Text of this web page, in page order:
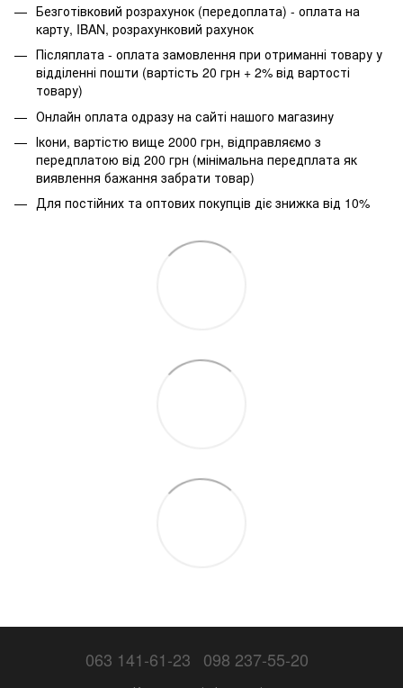
Безготівковий розрахунок (передоплата) - оплата на
карту, IBAN, розрахунковий рахунок
Післяплата - оплата замовлення при отриманні товару у
відділенні пошти (вартість 20 грн + 2% від вартості
товару)
Онлайн оплата одразу на сайті нашого магазину
Ікони, вартістю вище 2000 грн, відправляємо з
передплатою від 200 грн (мінімальна передплата як
виявлення бажання забрати товар)
Для постійних та оптових покупців діє знижка від 10%
063 141-61-23 098 237-55-20